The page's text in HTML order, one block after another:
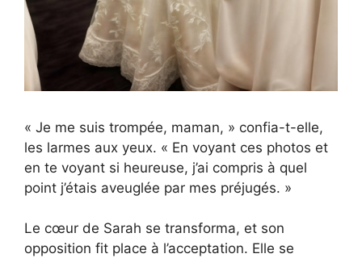
« Je me suis trompée, maman, » confia-t-elle,
les larmes aux yeux. « En voyant ces photos et
en te voyant si heureuse, j’ai compris à quel
point j’étais aveuglée par mes préjugés. »
Le cœur de Sarah se transforma, et son
opposition fit place à l’acceptation. Elle se